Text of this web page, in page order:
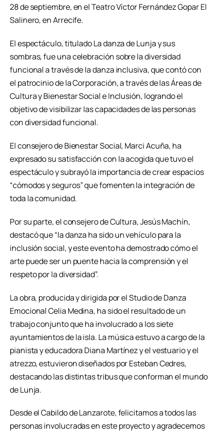
28 de septiembre, en el Teatro Víctor Fernández Gopar El
Salinero, en Arrecife.
El espectáculo, titulado La danza de Lunja y sus
sombras, fue una celebración sobre la diversidad
funcional a través de la danza inclusiva, que contó con
el patrocinio de la Corporación, a través de las Áreas de
Cultura y Bienestar Social e Inclusión, logrando el
objetivo de visibilizar las capacidades de las personas
con diversidad funcional.
El consejero de Bienestar Social, Marci Acuña, ha
expresado su satisfacción con la acogida que tuvo el
espectáculo y subrayó la importancia de crear espacios
“cómodos y seguros” que fomenten la integración de
toda la comunidad.
Por su parte, el consejero de Cultura, Jesús Machín,
destacó que “la danza ha sido un vehículo para la
inclusión social, y este evento ha demostrado cómo el
arte puede ser un puente hacia la comprensión y el
respeto por la diversidad”.
La obra, producida y dirigida por el Studio de Danza
Emocional Celia Medina, ha sido el resultado de un
trabajo conjunto que ha involucrado a los siete
ayuntamientos de la isla. La música estuvo a cargo de la
pianista y educadora Diana Martínez y el vestuario y el
atrezzo, estuvieron diseñados por Esteban Cedres,
destacando las distintas tribus que conforman el mundo
de Lunja.
Desde el Cabildo de Lanzarote, felicitamos a todos las
personas involucradas en este proyecto y agradecemos